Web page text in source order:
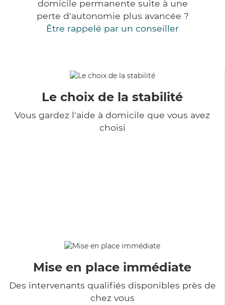
domicile permanente suite à une
perte d'autonomie plus avancée ?
Être rappelé par un conseiller
Le choix de la stabilité
Vous gardez l'aide à domicile que vous avez
choisi
Mise en place immédiate
Des intervenants qualifiés disponibles près de
chez vous